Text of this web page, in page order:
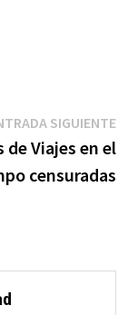
SIGUIENTE
de Viajes en el
censuradas